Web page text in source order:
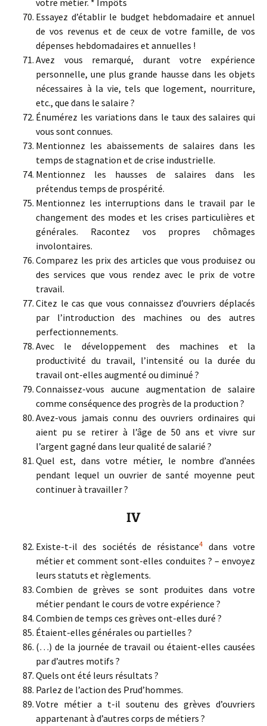
votre métier. * Impôts
Essayez d’établir le budget hebdomadaire et annuel
de vos revenus et de ceux de votre famille, de vos
dépenses hebdomadaires et annuelles !
Avez vous remarqué, durant votre expérience
personnelle, une plus grande hausse dans les objets
nécessaires à la vie, tels que logement, nourriture,
etc., que dans le salaire ?
Énumérez les variations dans le taux des salaires qui
vous sont connues.
Mentionnez les abaissements de salaires dans les
temps de stagnation et de crise industrielle.
Mentionnez les hausses de salaires dans les
prétendus temps de prospérité.
Mentionnez les interruptions dans le travail par le
changement des modes et les crises particulières et
générales. Racontez vos propres chômages
involontaires.
Comparez les prix des articles que vous produisez ou
des services que vous rendez avec le prix de votre
travail.
Citez le cas que vous connaissez d’ouvriers déplacés
par l’introduction des machines ou des autres
perfectionnements.
Avec le développement des machines et la
productivité du travail, l’intensité ou la durée du
travail ont-elles augmenté ou diminué ?
Connaissez-vous aucune augmentation de salaire
comme conséquence des progrès de la production ?
Avez-vous jamais connu des ouvriers ordinaires qui
aient pu se retirer à l’âge de 50 ans et vivre sur
l’argent gagné dans leur qualité de salarié ?
Quel est, dans votre métier, le nombre d’années
pendant lequel un ouvrier de santé moyenne peut
continuer à travailler ?
IV
Existe-t-il des sociétés de résistance4
dans votre
métier et comment sont-elles conduites ? – envoyez
leurs statuts et règlements.
Combien de grèves se sont produites dans votre
métier pendant le cours de votre expérience ?
Combien de temps ces grèves ont-elles duré ?
Étaient-elles générales ou partielles ?
(…) de la journée de travail ou étaient-elles causées
par d’autres motifs ?
Quels ont été leurs résultats ?
Parlez de l’action des Prud’hommes.
Votre métier a t-il soutenu des grèves d’ouvriers
appartenant à d’autres corps de métiers ?